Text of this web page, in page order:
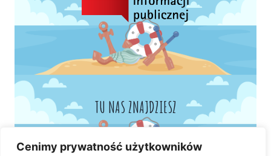
Cenimy prywatność użytkowników
TU NAS ZNAJDZIESZ